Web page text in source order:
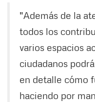
"Además de la
todos los
varios espacios
ciudadanos
en detalle cómo
haciendo por